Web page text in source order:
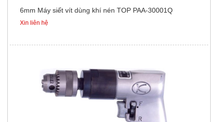
6mm Máy siết vít dùng khí nén TOP PAA-30001Q
Xin liên hệ